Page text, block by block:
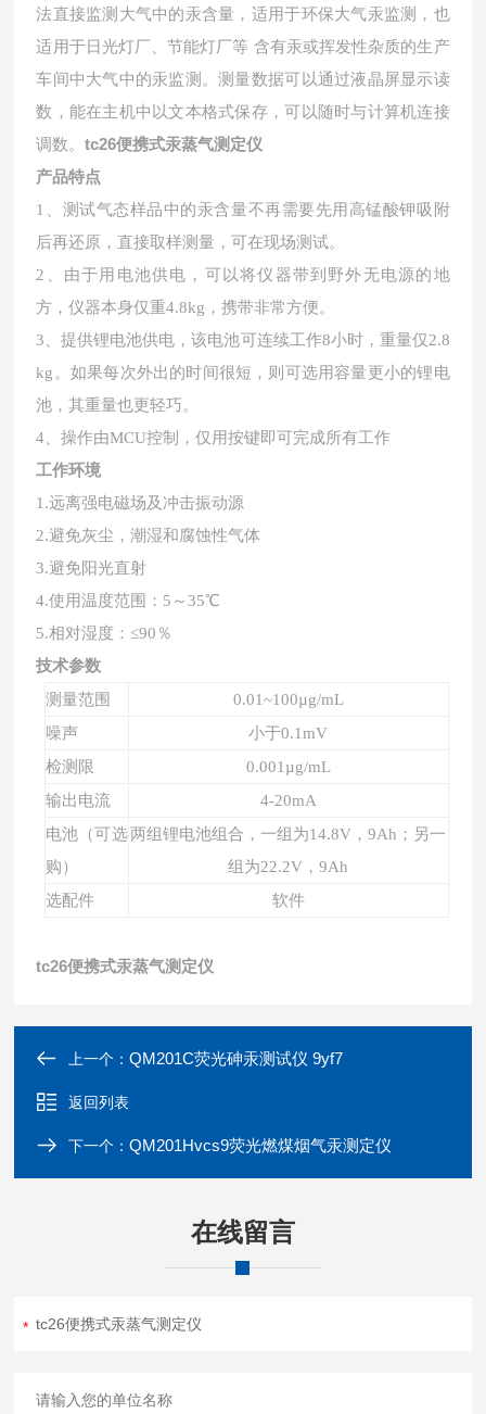
法直接监测大气中的汞含量，适用于环保大气汞监测，也
适用于日光灯厂、节能灯厂等 含有汞或挥发性杂质的生产
车间中大气中的汞监测。测量数据可以通过液晶屏显示读
数，能在主机中以文本格式保存，可以随时与计算机连接
调数。tc26便携式汞蒸气测定仪
产品特点
1、 测试气态样品中的汞含量不再需要先用高锰酸钾吸附
后再还原，直接取样测量，可在现场测试。
2、 由于用电池供电，可以将仪器带到野外无电源的地
方，仪器本身仅重4.8kg，携带非常方便。
3、提供锂电池供电，该电池可连续工作8小时，重量仅2.8
kg。如果每次外出的时间很短，则可选用容量更小的锂电
池，其重量也更轻巧。
4、操作由MCU控制，仅用按键即可完成所有工作
工作环境
1.远离强电磁场及冲击振动源
2.避免灰尘，潮湿和腐蚀性气体
3.避免阳光直射
4.使用温度范围：5～35℃
5.相对湿度：≤90％
技术参数
测量范围
0.01~100µg/mL
噪声
小于0.1mV
检测限
0.001 µg/mL
输出电流
4-20mA
电池（可选
购）
两组锂电池组合，一组为14.8V，9Ah ；另一
组为22.2V ，9Ah
选配件
软件
tc26便携式汞蒸气测定仪
上一个：QM201C荧光砷汞测试仪 9yf7
返回列表
下一个：QM201Hvcs9荧光燃煤烟气汞测定仪
在线留言